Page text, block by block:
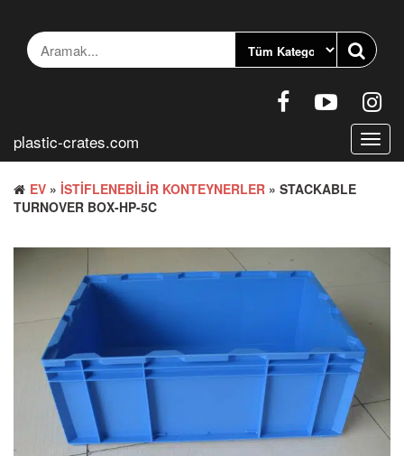
aç/
plastic-crates.com
EV » İSTIFLENEBILIR KONTEYNERLER » STACKABLE
TURNOVER BOX-HP-5C